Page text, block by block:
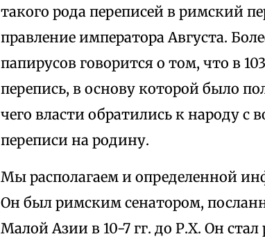
такого рода переписей в римский
правление императора Августа.
папирусов говорится о том, что в
перепись, в основу которой было
чего власти обратились к народу с
переписи на родину.
Мы располагаем и определенной
Он был римским сенатором,
Малой Азии в 10-7 гг. до Р.Х. Он